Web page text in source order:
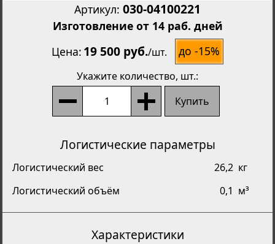
Артикул: 030-04100221
Изготовление от 14 раб. дней
Цена 19 500 руб./шт. до -15%
Укажите количество, шт.:
Купить
Логистические параметры
Логистический вес 26,2 кг
Логистический объём
0,1 м³
Характеристики